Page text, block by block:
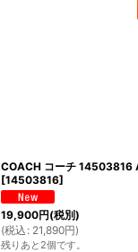
COACH コーチ 14503816
[14503816]
19,900円(税別)
(税込 : 21,890円)
残りあと2個です。